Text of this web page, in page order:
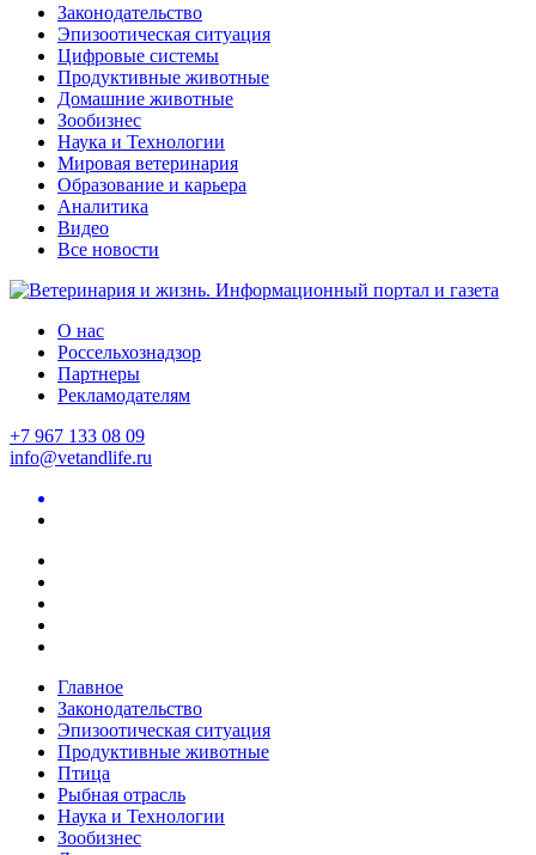
Законодательство
Эпизоотическая ситуация
Цифровые системы
Продуктивные животные
Домашние животные
Зообизнес
Наука и Технологии
Мировая ветеринария
Образование и карьера
Аналитика
Видео
Все новости
О нас
Россельхознадзор
Партнеры
Рекламодателям
+7 967 133 08 09
info@vetandlife.ru
Главное
Законодательство
Эпизоотическая ситуация
Продуктивные животные
Птица
Рыбная отрасль
Наука и Технологии
Зообизнес